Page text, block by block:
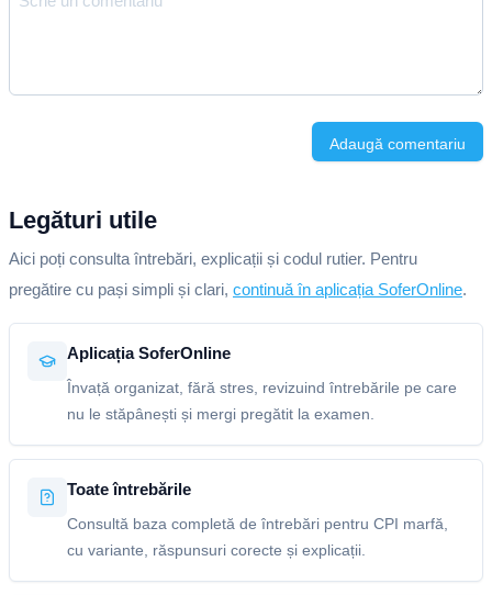
Adaugă comentariu
Legături utile
Aici poți consulta întrebări, explicații și codul rutier. Pentru
pregătire cu pași simpli și clari, continuă în aplicația SoferOnline.
Aplicația SoferOnline
Învață organizat, fără stres, revizuind întrebările pe care
nu le stăpânești și mergi pregătit la examen.
Toate întrebările
Consultă baza completă de întrebări pentru CPI marfă,
cu variante, răspunsuri corecte și explicații.